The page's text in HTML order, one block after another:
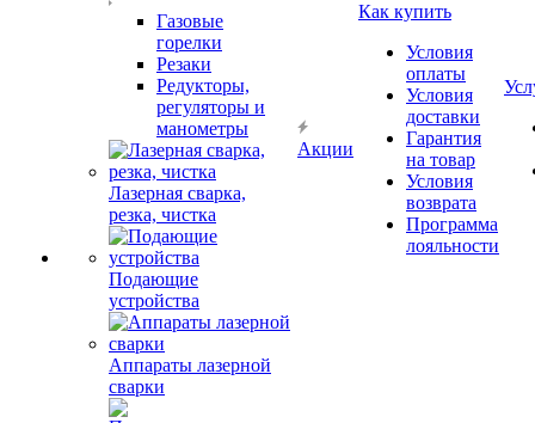
Газовые
горелки
Резаки
Редукторы,
регуляторы и
манометры
Лазерная сварка,
резка, чистка
Подающие
устройства
Аппараты лазерной
сварки
Акции
Как купить
Условия
оплаты
Условия
доставки
Гарантия
на товар
Условия
возврата
Программа
лояльности